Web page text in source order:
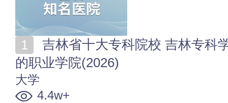
的职业学院(2026)
大学
4.4w+